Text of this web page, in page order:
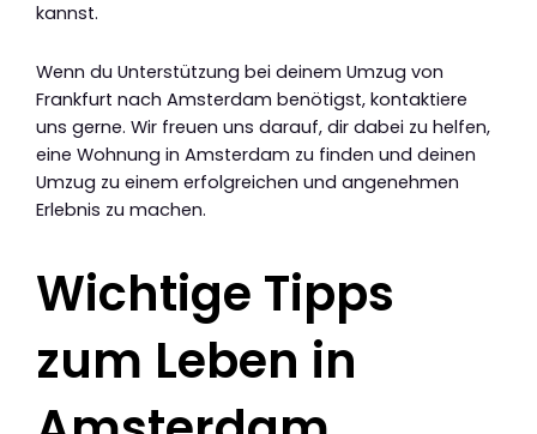
kannst.
Wenn du Unterstützung bei deinem Umzug von
Frankfurt nach Amsterdam benötigst, kontaktiere
uns gerne. Wir freuen uns darauf, dir dabei zu helfen,
eine Wohnung in Amsterdam zu finden und deinen
Umzug zu einem erfolgreichen und angenehmen
Erlebnis zu machen.
Wichtige Tipps
zum Leben in